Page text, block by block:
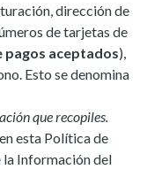
dirección de
de tarjetas de
pagos aceptados),
Esto se denomina
que recopiles.
en esta Política de
la Información del